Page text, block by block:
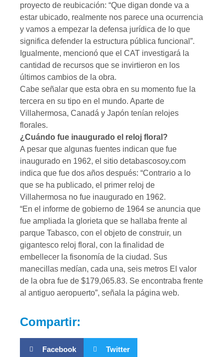
proyecto de reubicación: “Que digan donde va a
estar ubicado, realmente nos parece una ocurrencia
y vamos a empezar la defensa jurídica de lo que
significa defender la estructura pública funcional”.
Igualmente, mencionó que el CAT investigará la
cantidad de recursos que se invirtieron en los
últimos cambios de la obra.
Cabe señalar que esta obra en su momento fue la
tercera en su tipo en el mundo. Aparte de
Villahermosa, Canadá y Japón tenían relojes
florales.
¿Cuándo fue inaugurado el reloj floral?
A pesar que algunas fuentes indican que fue
inaugurado en 1962, el sitio detabascosoy.com
indica que fue dos años después: “Contrario a lo
que se ha publicado, el primer reloj de
Villahermosa no fue inaugurado en 1962.
“En el informe de gobierno de 1964 se anuncia que
fue ampliada la glorieta que se hallaba frente al
parque Tabasco, con el objeto de construir, un
gigantesco reloj floral, con la finalidad de
embellecer la fisonomía de la ciudad. Sus
manecillas medían, cada una, seis metros El valor
de la obra fue de $179,065.83. Se encontraba frente
al antiguo aeropuerto”, señala la página web.
Compartir:
Facebook Twitter